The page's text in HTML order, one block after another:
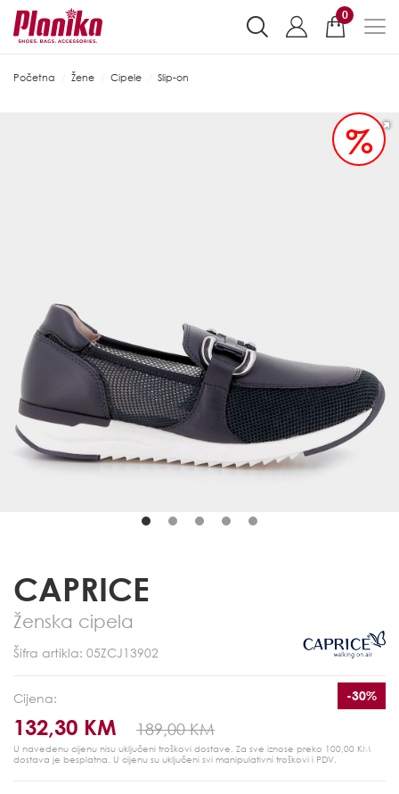
0
Početna Žene Cipele Slip-on
%
CAPRICE
Ženska cipela
Šifra artikla: 05ZCJ13902
Cijena:
132,30 KM 189,00 KM
-30%
U navedenu cijenu nisu uključeni troškovi dostave. Za sve iznose preko 100,00 KM
dostava je besplatna. U cijenu su uključeni svi manipulativni troškovi i PDV.